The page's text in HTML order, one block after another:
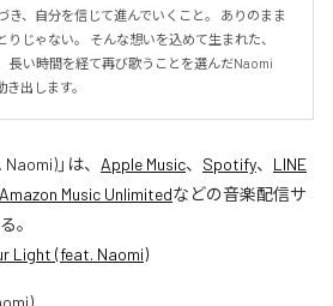
き、自分を信じて進んでいくこと。 ありのまま
りじゃない。 そんな想いを込めて生まれた、
長い時間を経て再び歌うことを選んだNaomi
出します。
Naomi)」は、 Apple Music、 Spotify、 LINE
Amazon Music Unlimitedなどの音楽配信サ
。
Light (feat. Naomi)